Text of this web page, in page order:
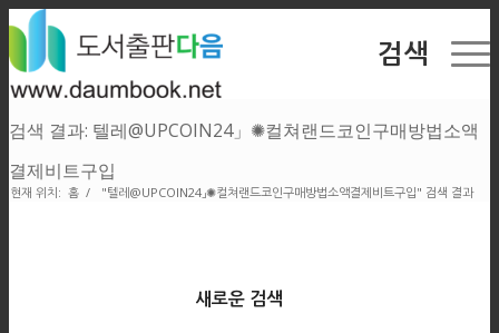
검색
검색 결과: 텔레@UPCOIN24」✺컬쳐랜드코인구매방법소액
결제비트구입
현재 위치: 홈 / "텔레@UPCOIN24」✺컬쳐랜드코인구매방법소액결제비트구입" 검색 결과
새로운 검색